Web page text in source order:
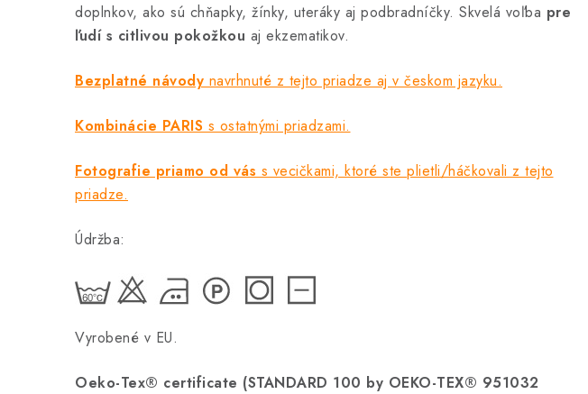
doplnkov, ako sú chňapky, žínky, uteráky aj podbradníčky. Skvelá voľba pre
ľudí s citlivou pokožkou aj ekzematikov.
Bezplatné návody navrhnuté z tejto priadze aj v českom jazyku.
Kombinácie PARIS s ostatnými priadzami.
Fotografie priamo od vás s vecičkami, ktoré ste plietli/háčkovali z tejto
priadze.
Údržba:
Vyrobené v EU.
Oeko-Tex® certificate (STANDARD 100 by OEKO-TEX® 951032